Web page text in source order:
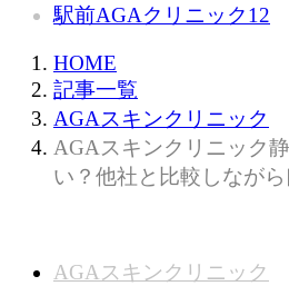
駅前AGAクリニック12
HOME
記事一覧
AGAスキンクリニック
AGAスキンクリニック
い？他社と比較しなが
AGAスキンクリニック